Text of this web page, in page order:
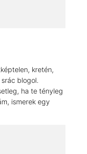
kretén,
blogol.
ha te tényleg
ismerek egy